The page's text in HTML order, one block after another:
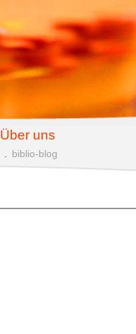
Über uns
biblio-blog